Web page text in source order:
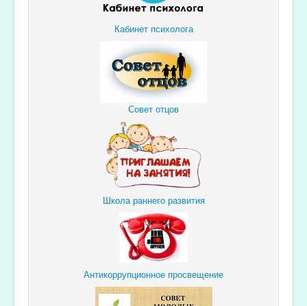
Кабинет психолога
Совет отцов
Школа раннего развития
Антикоррупционное просвещение